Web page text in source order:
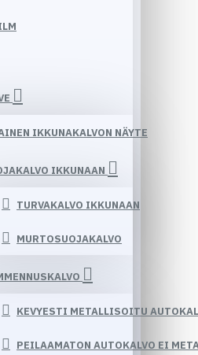
IKKUNAKALVON NÄYTE
IKKUNAAN
TURVAKALVO IKKUNAAN
MURTOSUOJAKALVO
KEVYESTI METALLISOITU
PEILAAMATON AUTOKALVO EI